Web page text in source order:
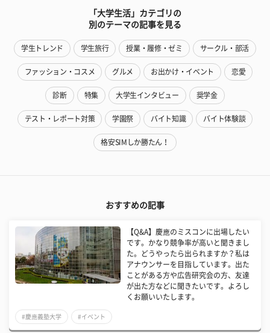
「大学生活」カテゴリの
別のテーマの記事を見る
学生トレンド 学生旅行 授業・履修・ゼミ サークル・部活
ファッション・コスメ グルメ お出かけ・イベント 恋愛
診断 特集 大学生インタビュー 奨学金
テスト・レポート対策 学園祭 バイト知識 バイト体験談
格安SIMしか勝たん！
おすすめの記事
【Q&A】慶應のミスコンに出場したい
です。かなり競争率が高いと聞きまし
た。どうやったら出られますか？私は
アナウンサーを目指しています。出た
ことがある方や広告研究会の方、友達
が出た方などに聞きたいです。よろし
くお願いいたします。
#慶應義塾大学 #イベント